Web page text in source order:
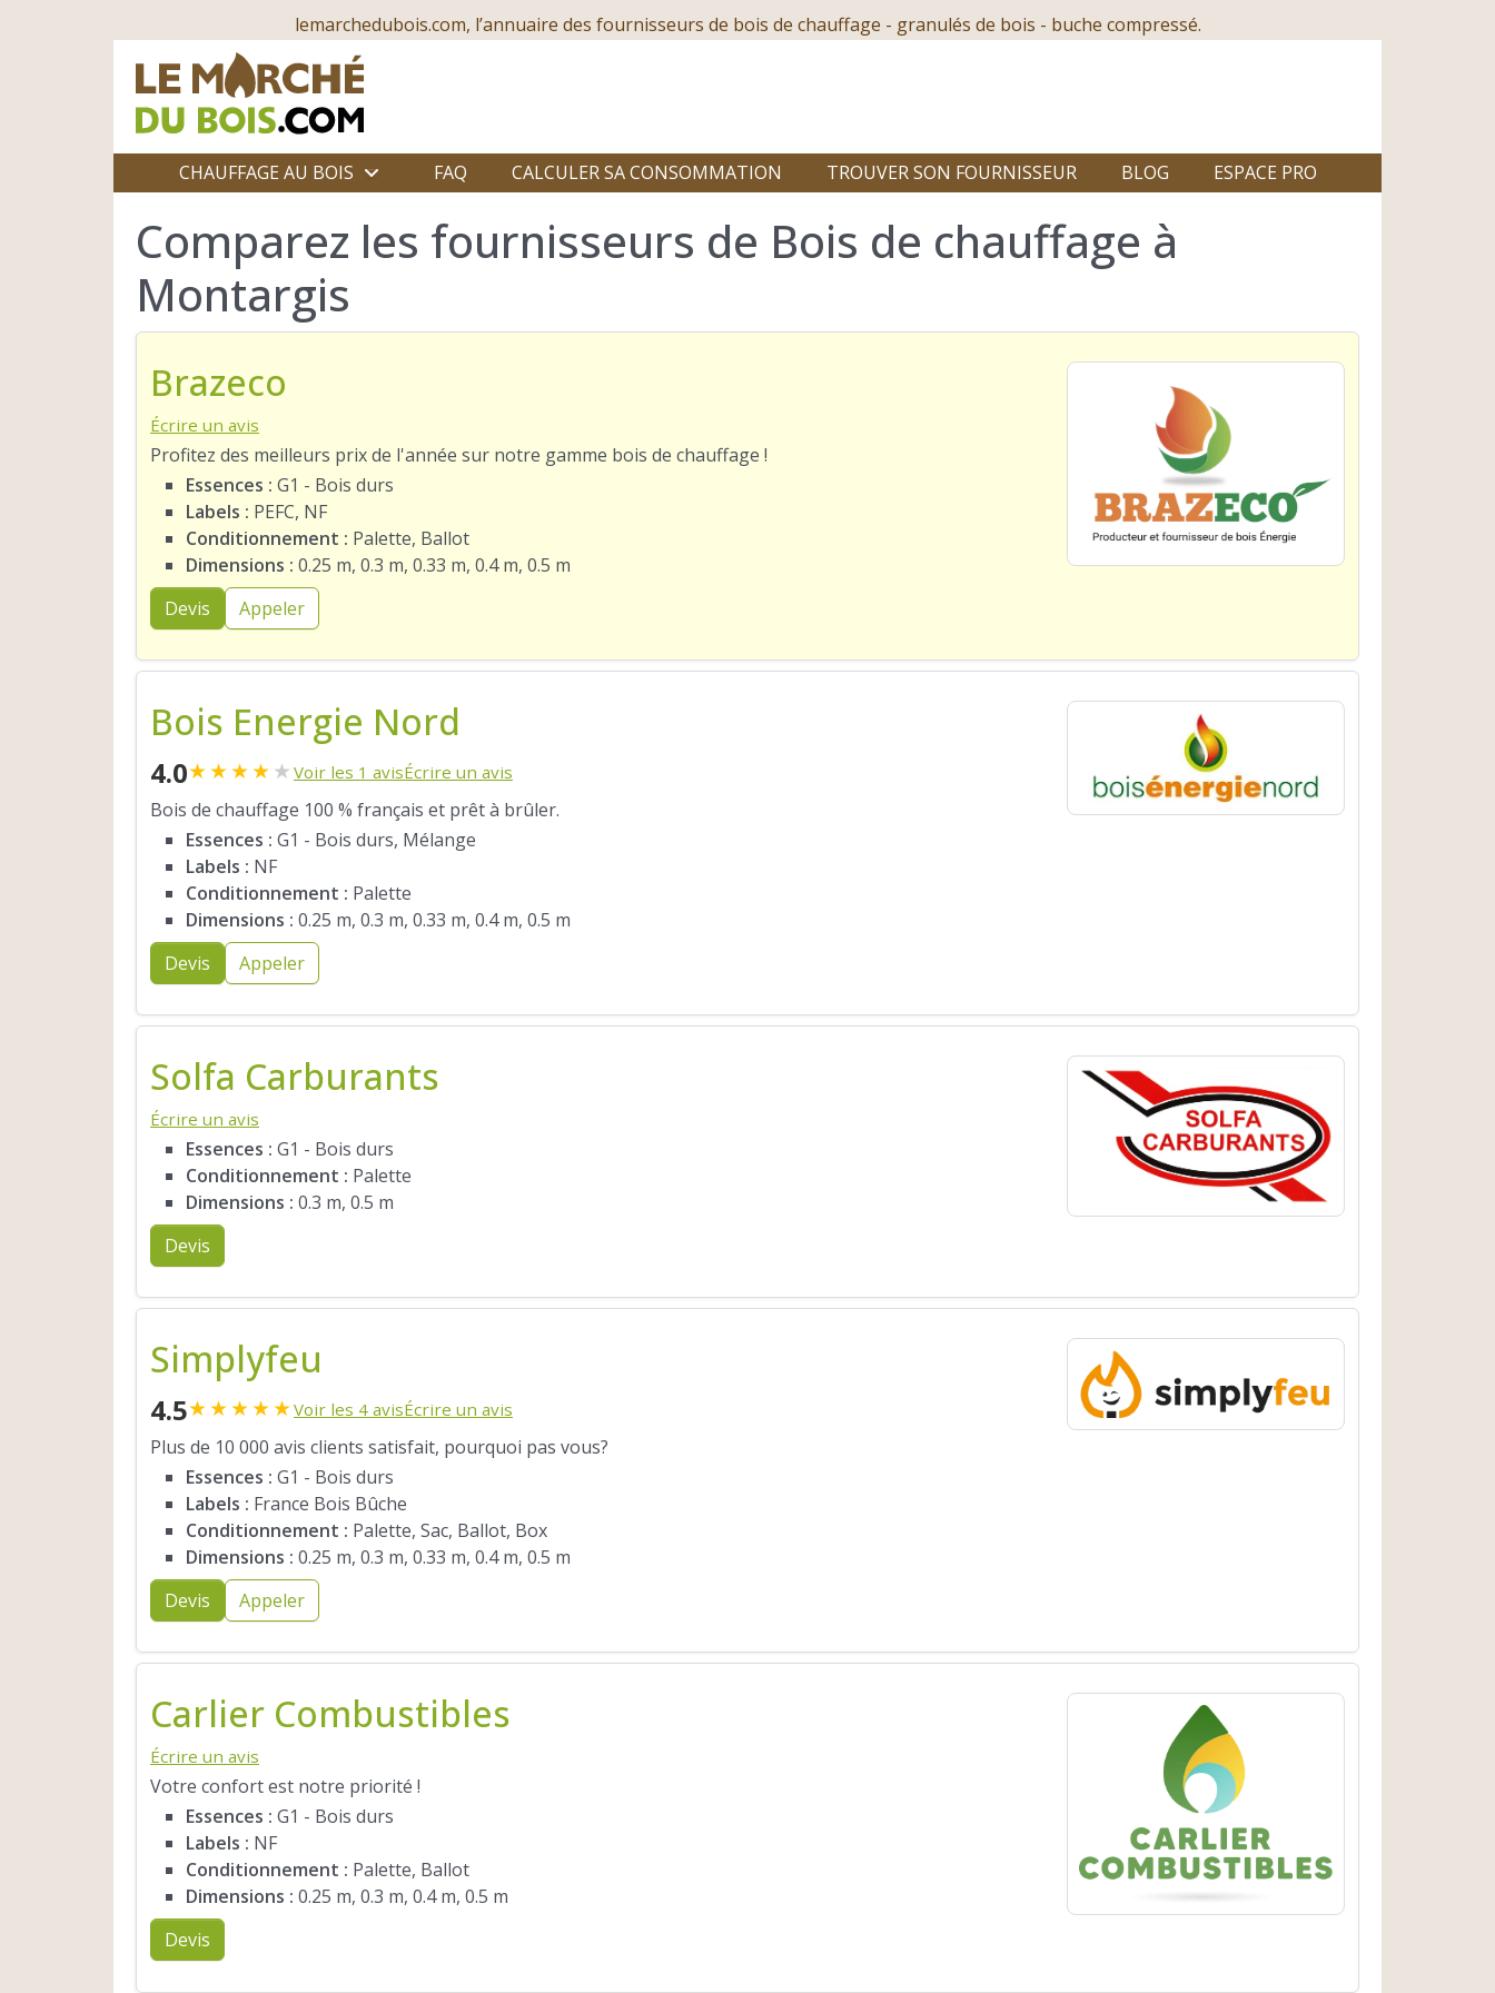
lemarchedubois.com, l’annuaire des fournisseurs de bois de chauffage - granulés de bois - buche compressé.
CHAUFFAGE AU BOIS FAQ CALCULER SA CONSOMMATION TROUVER SON FOURNISSEUR BLOG ESPACE PRO
Comparez les fournisseurs de Bois de chauffage à
Montargis
Brazeco
Écrire un avis
Profitez des meilleurs prix de l'année sur notre gamme bois de chauffage !
Essences : G1 - Bois durs
Labels : PEFC, NF
Conditionnement : Palette, Ballot
Dimensions : 0.25 m, 0.3 m, 0.33 m, 0.4 m, 0.5 m
Devis
Appeler
Bois Energie Nord
4.0★★★★★ Voir les 1 avisÉcrire un avis
Bois de chauffage 100 % français et prêt à brûler.
Essences : G1 - Bois durs, Mélange
Labels : NF
Conditionnement : Palette
Dimensions : 0.25 m, 0.3 m, 0.33 m, 0.4 m, 0.5 m
Devis
Appeler
Solfa Carburants
Écrire un avis
Essences : G1 - Bois durs
Conditionnement : Palette
Dimensions : 0.3 m, 0.5 m
Devis
Simplyfeu
4.5★★★★★Voir les 4 avisÉcrire un avis
Plus de 10 000 avis clients satisfait, pourquoi pas vous?
Essences : G1 - Bois durs
Labels : France Bois Bûche
Conditionnement : Palette, Sac, Ballot, Box
Dimensions : 0.25 m, 0.3 m, 0.33 m, 0.4 m, 0.5 m
Devis
Appeler
Carlier Combustibles
Écrire un avis
Votre confort est notre priorité !
Essences : G1 - Bois durs
Labels : NF
Conditionnement : Palette, Ballot
Dimensions : 0.25 m, 0.3 m, 0.4 m, 0.5 m
Devis